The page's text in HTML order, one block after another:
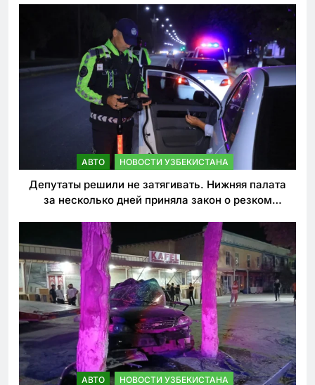
АВТО НОВОСТИ УЗБЕКИСТАНА
Депутаты решили не затягивать. Нижняя палата
за несколько дней приняла закон о резком
АВТО НОВОСТИ УЗБЕКИСТАНА